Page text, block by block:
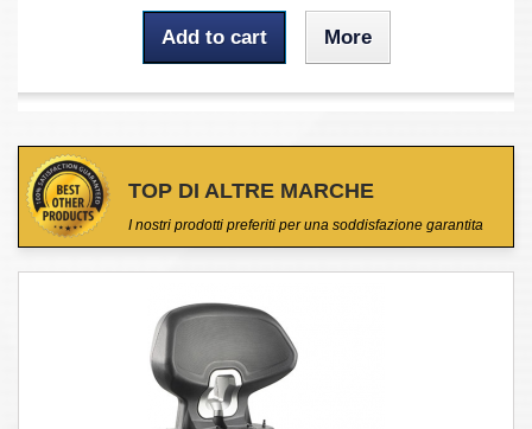
Add to cart More
TOP DI ALTRE MARCHE
I nostri prodotti preferiti per una soddisfazione garantita